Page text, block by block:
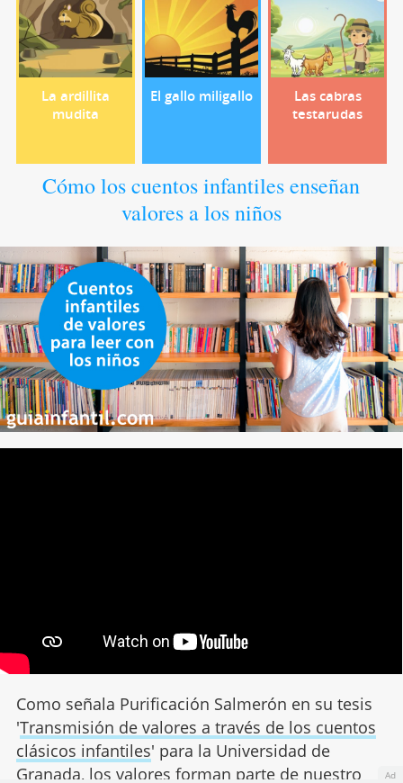
La ardillita
mudita
El gallo miligallo
Las cabras
testarudas
Cómo los cuentos infantiles enseñan
valores a los niños
Como señala Purificación Salmerón en su tesis
'Transmisión de valores a través de los cuentos
clásicos infantiles' para la Universidad de
Granada, los valores forman parte de nuestro
Ad